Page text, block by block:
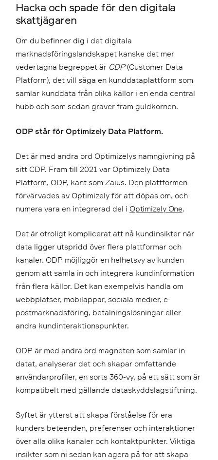
Hacka och spade för den digitala
skattjägaren
Om du befinner dig i det digitala
marknadsföringslandskapet kanske det mer
vedertagna begreppet är CDP(Customer Data
Platform), det vill säga en kunddataplattform som
samlar kunddata från olika källor i en enda central
hubb och som sedan gräver fram guldkornen.
ODP står för Optimizely Data Platform.
Det är med andra ord Optimizelys namngivning på
sitt CDP. Fram till 2021 var Optimizely Data
Platform, ODP, känt som Zaius. Den plattformen
förvärvades av Optimizely för att döpas om, och
numera vara en integrerad del i Optimizely One.
Det är otroligt komplicerat att nå kundinsikter när
data ligger utspridd över flera plattformar och
kanaler. ODP möjliggör en helhetsvy av kunden
genom att samla in och integrera kundinformation
från flera källor. Det kan exempelvis handla om
webbplatser, mobilappar, sociala medier, e-
postmarknadsföring, betalningslösningar eller
andra kundinteraktionspunkter.
ODP är med andra ord magneten som samlar in
datat, analyserar det och skapar omfattande
användarprofiler, en sorts 360-vy, på ett sätt som är
kompatibelt med gällande dataskyddslagstiftning.
Syftet är ytterst att skapa förståelse för era
kunders beteenden, preferenser och interaktioner
över alla olika kanaler och kontaktpunkter. Viktiga
insikter som ni sedan kan agera på för att skapa